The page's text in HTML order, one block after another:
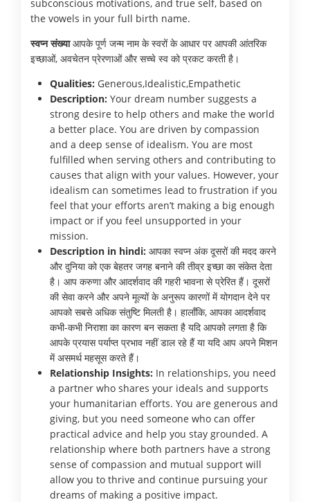
subconscious motivations, and true self, based on
the vowels in your full birth name.
स्वप्न संख्याआपके पूर्ण जन्म नाम के स्वरों के आधार पर आपकी आंतरिक
इच्छाओं, अवचेतन प्रेरणाओं और सच्चे स्व को प्रकट करती है।
Qualities: Generous,Idealistic,Empathetic
Description: Your dream number suggests a
strong desire to help others and make the world
a better place. You are driven by compassion
and a deep sense of idealism. You are most
fulfilled when serving others and contributing to
causes that align with your values. However, your
idealism can sometimes lead to frustration if you
feel that your efforts aren’t making a big enough
impact or if you feel unsupported in your
mission.
Description in hindi: आपका स्वप्न अंक दूसरों की मदद करने
और दुनिया को एक बेहतर जगह बनाने की तीव्र इच्छा का संकेत देता
है। आप करुणा और आदर्शवाद की गहरी भावना से प्रेरित हैं। दूसरों
की सेवा करने और अपने मूल्यों के अनुरूप कारणों में योगदान देने पर
आपको सबसे अधिक संतुष्टि मिलती है। हालाँकि, आपका आदर्शवाद
कभी-कभी निराशा का कारण बन सकता है यदि आपको लगता है कि
आपके प्रयास पर्याप्त प्रभाव नहीं डाल रहे हैं या यदि आप अपने मिशन
में असमर्थ महसूस करते हैं।
Relationship Insights: In relationships, you need
a partner who shares your ideals and supports
your humanitarian efforts. You are generous and
giving, but you need someone who can offer
practical advice and help you stay grounded. A
relationship where both partners have a strong
sense of compassion and mutual support will
allow you to thrive and continue pursuing your
dreams of making a positive impact.